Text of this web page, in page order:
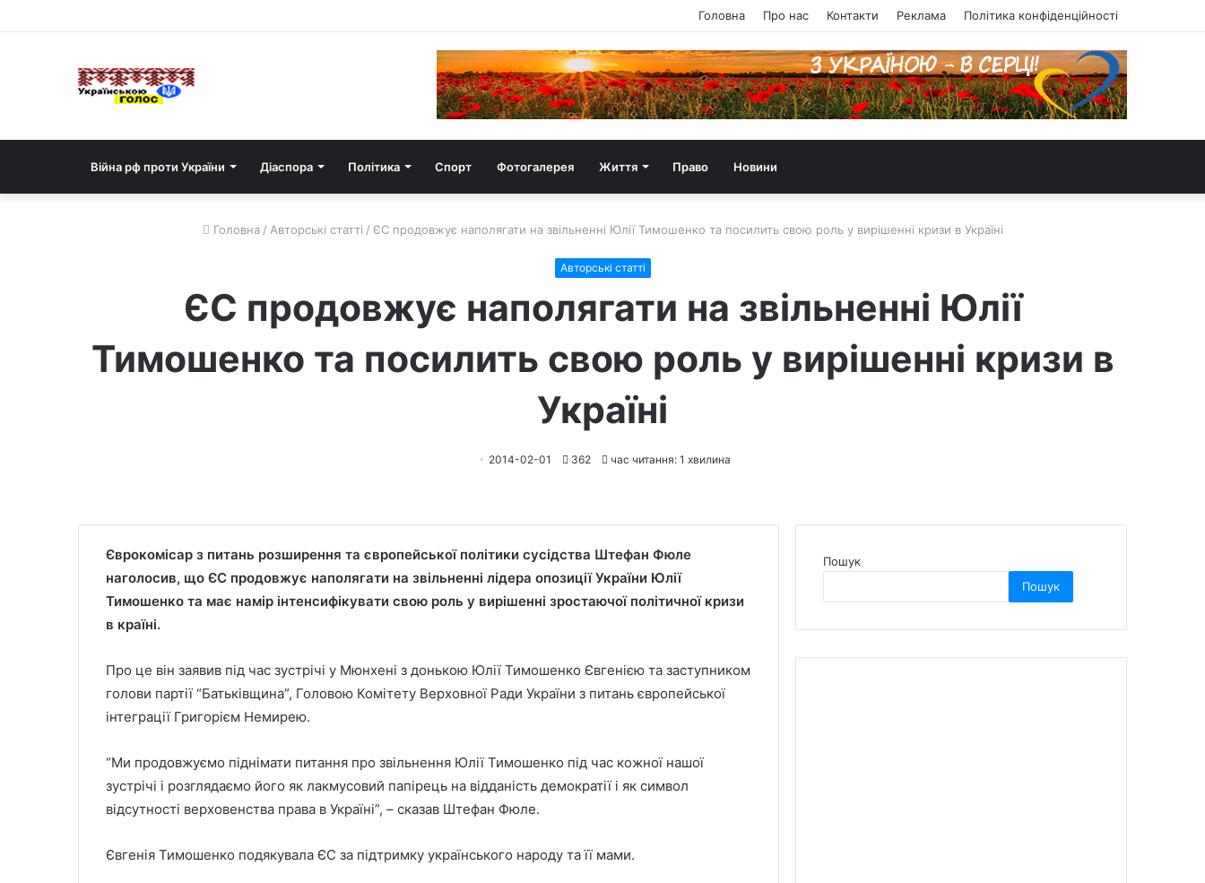
Головна Про нас Контакти Реклама Політика конфіденційності
Війна рф проти України Діаспора Політика Спорт Фотогалерея Життя Право Новини
Головна / Авторські статті / ЄС продовжує наполягати на звільненні Юлії Тимошенко та посилить свою роль у вирішенні кризи в Україні
Авторські статті
ЄС продовжує наполягати на звільненні Юлії
Тимошенко та посилить свою роль у вирішенні кризи в
Україні
2014-02-01 362 час читання: 1 хвилина
Єврокомісар з питань розширення та європейської політики сусідства Штефан Фюле
наголосив, що ЄС продовжує наполягати на звільненні лідера опозиції України Юлії
Тимошенко та має намір інтенсифікувати свою роль у вирішенні зростаючої політичної кризи
в країні.
Про це він заявив під час зустрічі у Мюнхені з донькою Юлії Тимошенко Євгенією та заступником
голови партії “Батьківщина”, Головою Комітету Верховної Ради України з питань європейської
інтеграції Григорієм Немирею.
“Ми продовжуємо піднімати питання про звільнення Юлії Тимошенко під час кожної нашої
зустрічі і розглядаємо його як лакмусовий папірець на відданість демократії і як символ
відсутності верховенства права в Україні”, – сказав Штефан Фюле.
Євгенія Тимошенко подякувала ЄС за підтримку українського народу та її мами.
Пошук
Пошук